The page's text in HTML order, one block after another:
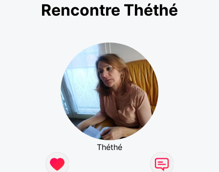
Rencontre Théthé
Théthé